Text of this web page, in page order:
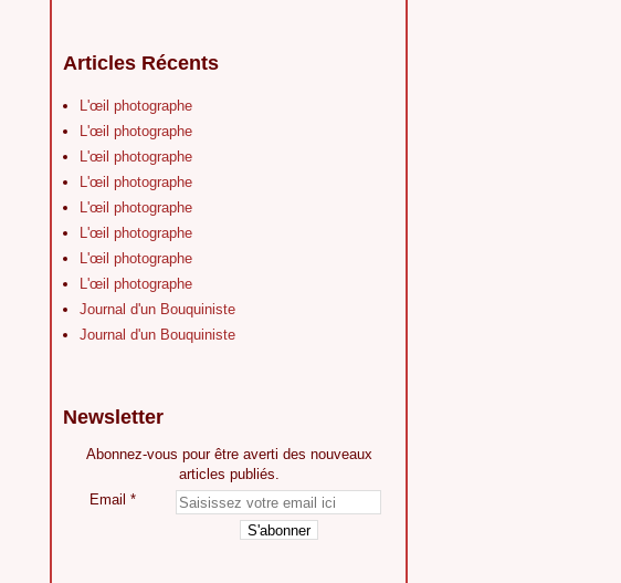
Articles Récents
L'œil photographe
L'œil photographe
L'œil photographe
L'œil photographe
L'œil photographe
L'œil photographe
L'œil photographe
L'œil photographe
Journal d'un Bouquiniste
Journal d'un Bouquiniste
Newsletter
Abonnez-vous pour être averti des nouveaux
articles publiés.
Email